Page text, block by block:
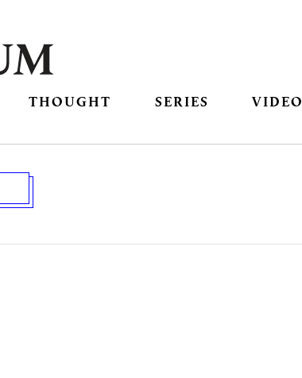
THOUGHT SERIES VIDEO